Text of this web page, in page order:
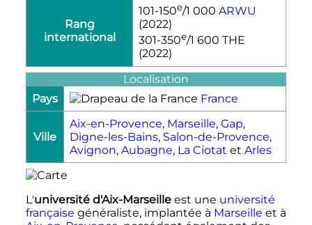
Rang
international
101-150e/1 000 ARWU
(2022)
301-350e/1 600 THE
(2022)
Localisation
Pays
France
Ville
Aix-en-Provence, Marseille, Gap,
Digne-les-Bains, Salon-de-Provence,
Avignon, Aubagne, La Ciotat et Arles
L'université d'Aix-Marseilleest une université
française généraliste, implantée à Marseille et à